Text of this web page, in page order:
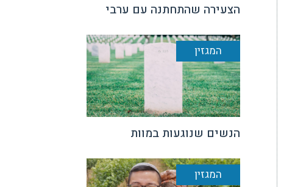
הצעירה שהתחתנה עם ערבי
המגזין
הנשים שנוגעות במוות
המגזין